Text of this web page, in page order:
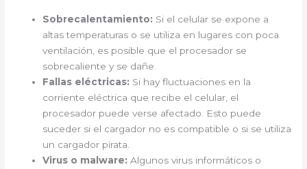
Sobrecalentamiento: Si el celular se expone a
altas temperaturas o se utiliza en lugares con poca
ventilación, es posible que el procesador se
sobrecaliente y se dañe.
Fallas eléctricas: Si hay fluctuaciones en la
corriente eléctrica que recibe el celular, el
procesador puede verse afectado. Esto puede
suceder si el cargador no es compatible o si se utiliza
un cargador pirata.
Virus o malware: Algunos virus informáticos o